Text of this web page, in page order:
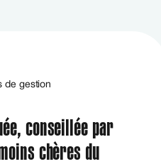
de gestion
conseillée par
chères du